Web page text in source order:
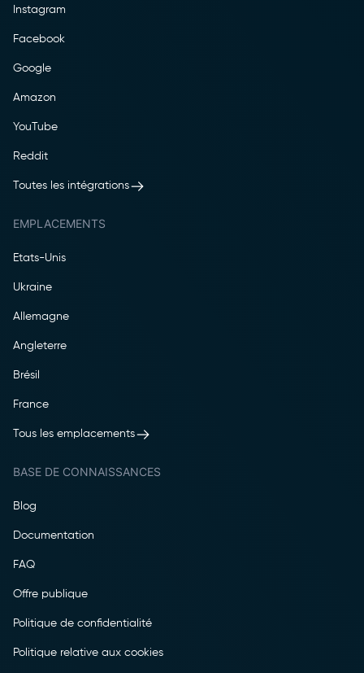
Instagram
Facebook
Google
Amazon
YouTube
Reddit
Toutes les intégrations
EMPLACEMENTS
Etats-Unis
Ukraine
Allemagne
Angleterre
Brésil
France
Tous les emplacements
BASE DE CONNAISSANCES
Blog
Documentation
FAQ
Offre publique
Politique de confidentialité
Politique relative aux cookies